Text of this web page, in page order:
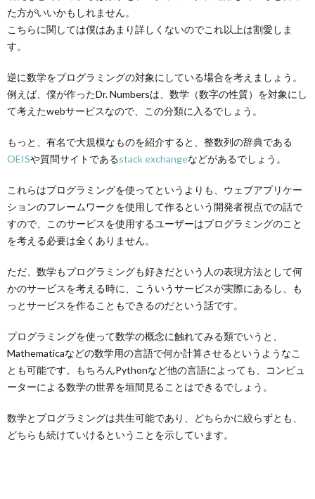
た方がいいかもしれません。
こちらに関しては僕はあまり詳しくないのでこれ以上は割愛しま
す。
逆に数学をプログラミングの対象にしている場合を考えましょう。
例えば、僕が作ったDr. Numbersは、数学（数字の性質）を対象にし
て考えたwebサービスなので、この分類に入るでしょう。
もっと、有名で大規模なものを紹介すると、整数列の辞典である
OEISや質問サイトであるstack exchangeなどがあるでしょう。
これらはプログラミングを使ってというよりも、ウェブアプリケー
ションのフレームワークを使用して作るという開発者視点での話で
すので、このサービスを使用するユーザーはプログラミングのこと
を考える必要は全くありません。
ただ、数学もプログラミングも好きだという人の表現方法として何
かのサービスを考える時に、こういうサービスが実際にあるし、も
っとサービスを作ることもできるのだという話です。
プログラミングを使って数学の概念に触れてみる類でいうと、
Mathematicaなどの数学用の言語で何か計算させるというようなこ
とも可能です。もちろんPythonなど他の言語によっても、コンピュ
ーターによる数学の世界を垣間見ることはできるでしょう。
数学とプログラミングは共生可能であり、どちらかに絞らずとも、
どちらも続けていけるということを示しています。